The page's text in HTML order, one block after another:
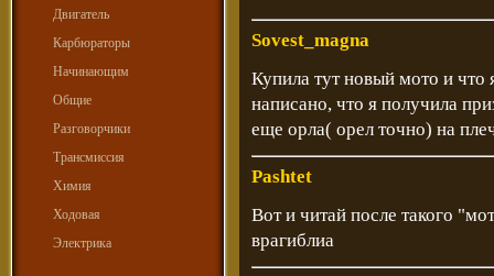
Двигатель
Карбюраторы
Начинающим
Общие
Разговорчики
Трансмиссия
Химия
Ходовая
Электрика
Sovest_magna
Купила тут новый мото и что
написано, что я получила
еще орла( орел точно) на
Pashtet
Вот и читай после такого
врагиблиа